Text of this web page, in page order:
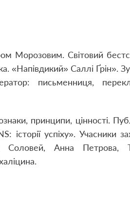
Морозовим. Світовий
«Напівдикий» Саллі Ґрін».
письменниця,
принципи, цінності.
історії успіху».­ Учасники
Соловей, Анна Петрова,